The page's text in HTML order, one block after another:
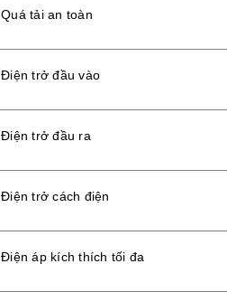
Quá tải an toàn
Điện trở đầu vào
Điện trở đầu ra
Điện trở cách điện
Điện áp kích thích tối đa